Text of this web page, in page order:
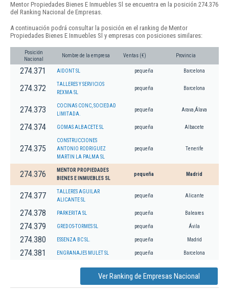
Mentor Propiedades Bienes E Inmuebles Sl se encuentra en la posición 274.376
del Ranking Nacional de Empresas.
A continuación podrá consultar la posición en el ranking de Mentor
Propiedades Bienes E Inmuebles Sl y empresas con posiciones similares:
Posición
Nacional
Nombre de la empresa Ventas (€) Provincia
274.371 AIDONT SL pequeña Barcelona
274.372
TALLERES Y SERVICIOS
REXMA SL
pequeña Barcelona
274.373
COCINAS CONC, SOCIEDAD
LIMITADA.
pequeña Arava,Álava
274.374 GOMAS ALBACETE SL pequeña Albacete
274.375
CONSTRUCCIONES
ANTONIO RODRIGUEZ
MARTIN LA PALMA SL
pequeña Tenerife
274.376
MENTOR PROPIEDADES
BIENES E INMUEBLES SL
pequeña Madrid
274.377
TALLERES AGUILAR
ALICANTE SL
pequeña Alicante
274.378 PARKERITA SL pequeña Baleares
274.379 GREDOS-TORMES SL pequeña Ávila
274.380 ESSENZA BC SL. pequeña Madrid
274.381 ENGRANAJES MULET SL pequeña Barcelona
Ver Ranking de Empresas Nacional